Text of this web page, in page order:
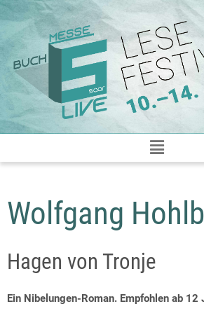
Zum
Inhalt
springen
Wolfgang
Hagen von Tronje
Ein Nibelungen-Roman. Empfohlen ab 12